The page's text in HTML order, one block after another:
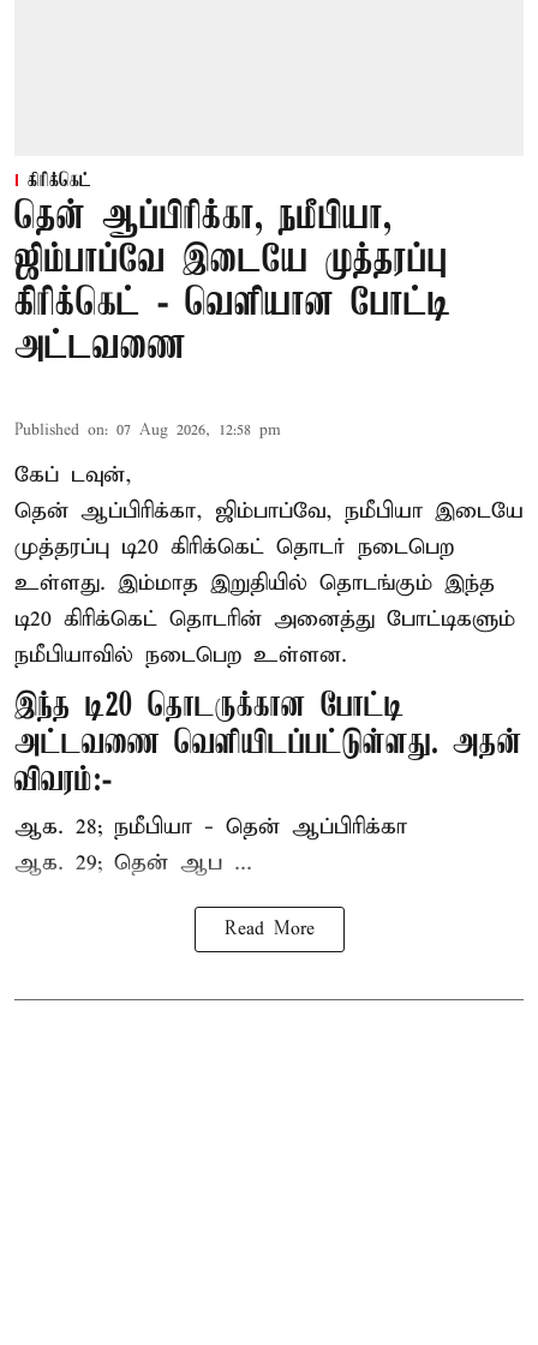
கிரிக்கெட்
தென் ஆப்பிரிக்கா, நமீபியா,
ஜிம்பாப்வே இடையே முத்தரப்பு
கிரிக்கெட் - வெளியான போட்டி
அட்டவணை
Published on: 07 Aug 2026, 12:58 pm
கேப் டவுன்,
தென் ஆப்பிரிக்கா, ஜிம்பாப்வே, நமீபியா இடையே
முத்தரப்பு டி20 கிரிக்கெட் தொடர் நடைபெற
உள்ளது. இம்மாத இறுதியில் தொடங்கும் இந்த
டி20 கிரிக்கெட் தொடரின் அனைத்து போட்டிகளும்
நமீபியாவில் நடைபெற உள்ளன.
இந்த டி20 தொடருக்கான போட்டி
அட்டவணை வெளியிடப்பட்டுள்ளது. அதன்
விவரம்:-
ஆக. 28; நமீபியா - தென் ஆப்பிரிக்கா
ஆக. 29; தென் ஆப ...
Read More